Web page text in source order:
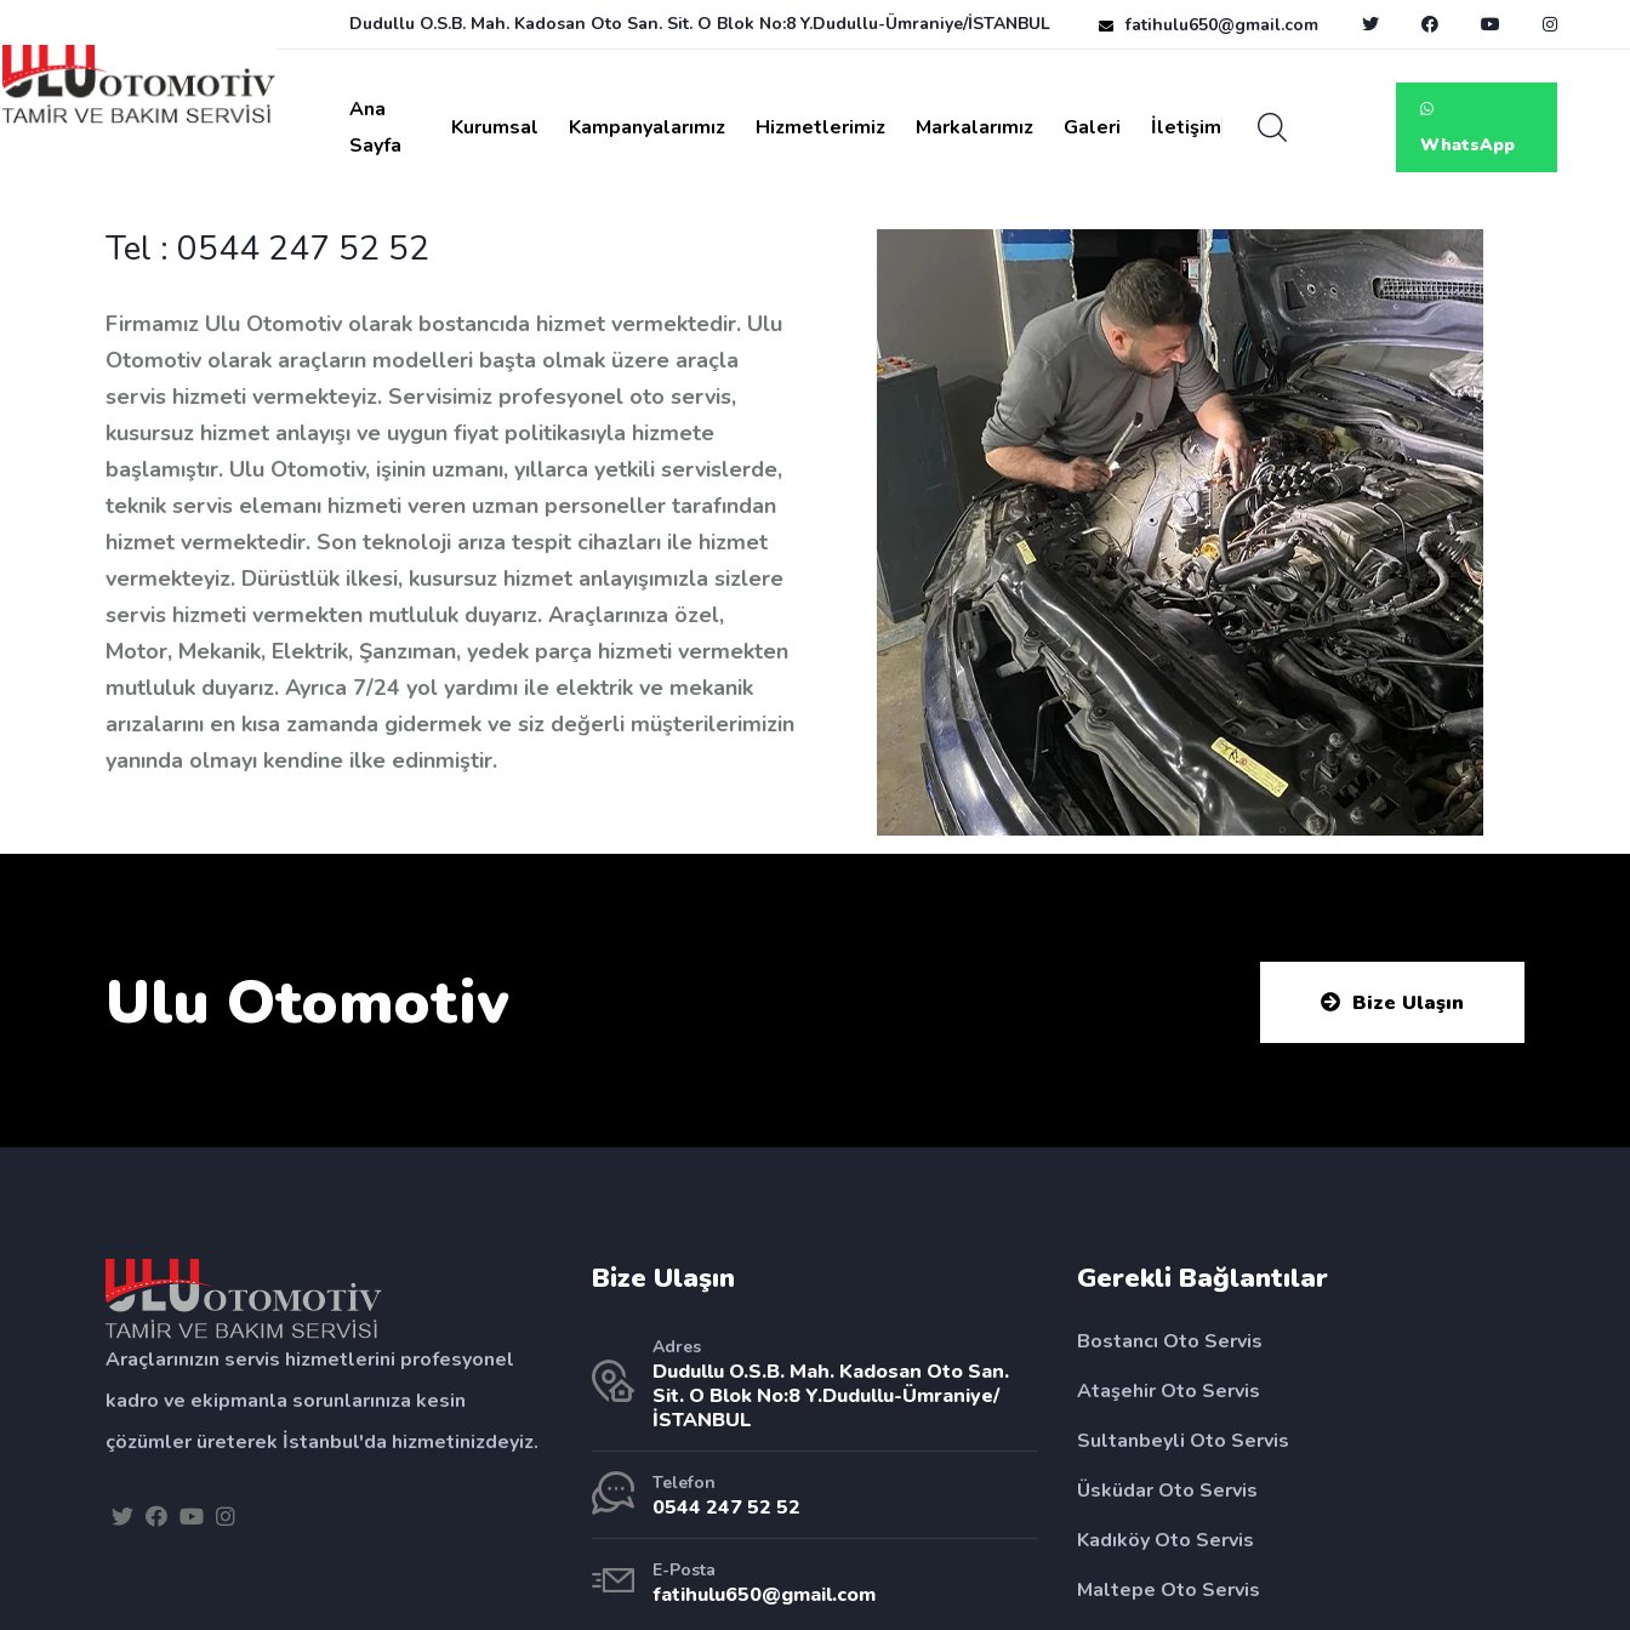
Dudullu O.S.B. Mah. Kadosan Oto San. Sit. O Blok No:8 Y.Dudullu-Ümraniye/İSTANBUL fatihulu650@gmail.com
Ana
Sayfa
Kurumsal Kampanyalarımız Hizmetlerimiz Markalarımız Galeri İletişim
WhatsApp
Tel : 0544 247 52 52
Firmamız Ulu Otomotiv olarak bostancıda hizmet vermektedir. Ulu
Otomotiv olarak araçların modelleri başta olmak üzere araçla
servis hizmeti vermekteyiz. Servisimiz profesyonel oto servis,
kusursuz hizmet anlayışı ve uygun fiyat politikasıyla hizmete
başlamıştır. Ulu Otomotiv, işinin uzmanı, yıllarca yetkili servislerde,
teknik servis elemanı hizmeti veren uzman personeller tarafından
hizmet vermektedir. Son teknoloji arıza tespit cihazları ile hizmet
vermekteyiz. Dürüstlük ilkesi, kusursuz hizmet anlayışımızla sizlere
servis hizmeti vermekten mutluluk duyarız. Araçlarınıza özel,
Motor, Mekanik, Elektrik, Şanzıman, yedek parça hizmeti vermekten
mutluluk duyarız. Ayrıca 7/24 yol yardımı ile elektrik ve mekanik
arızalarını en kısa zamanda gidermek ve siz değerli müşterilerimizin
yanında olmayı kendine ilke edinmiştir.
Ulu Otomotiv Bize Ulaşın
Araçlarınızın servis hizmetlerini profesyonel
kadro ve ekipmanla sorunlarınıza kesin
çözümler üreterek İstanbul'da hizmetinizdeyiz.
Bize Ulaşın
Adres
Dudullu O.S.B. Mah. Kadosan Oto San.
Sit. O Blok No:8 Y.Dudullu-Ümraniye/
İSTANBUL
Telefon
0544 247 52 52
E-Posta
fatihulu650@gmail.com
Gerekli Bağlantılar
Bostancı Oto Servis
Ataşehir Oto Servis
Sultanbeyli Oto Servis
Üsküdar Oto Servis
Kadıköy Oto Servis
Maltepe Oto Servis